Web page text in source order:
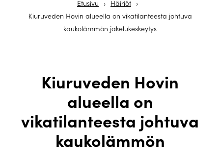
Etusivu › Häiriöt ›
Kiuruveden Hovin alueella on vikatilanteesta johtuva
kaukolämmön jakelukeskeytys
Kiuruveden Hovin
alueella on
vikatilanteesta johtuva
kaukolämmön